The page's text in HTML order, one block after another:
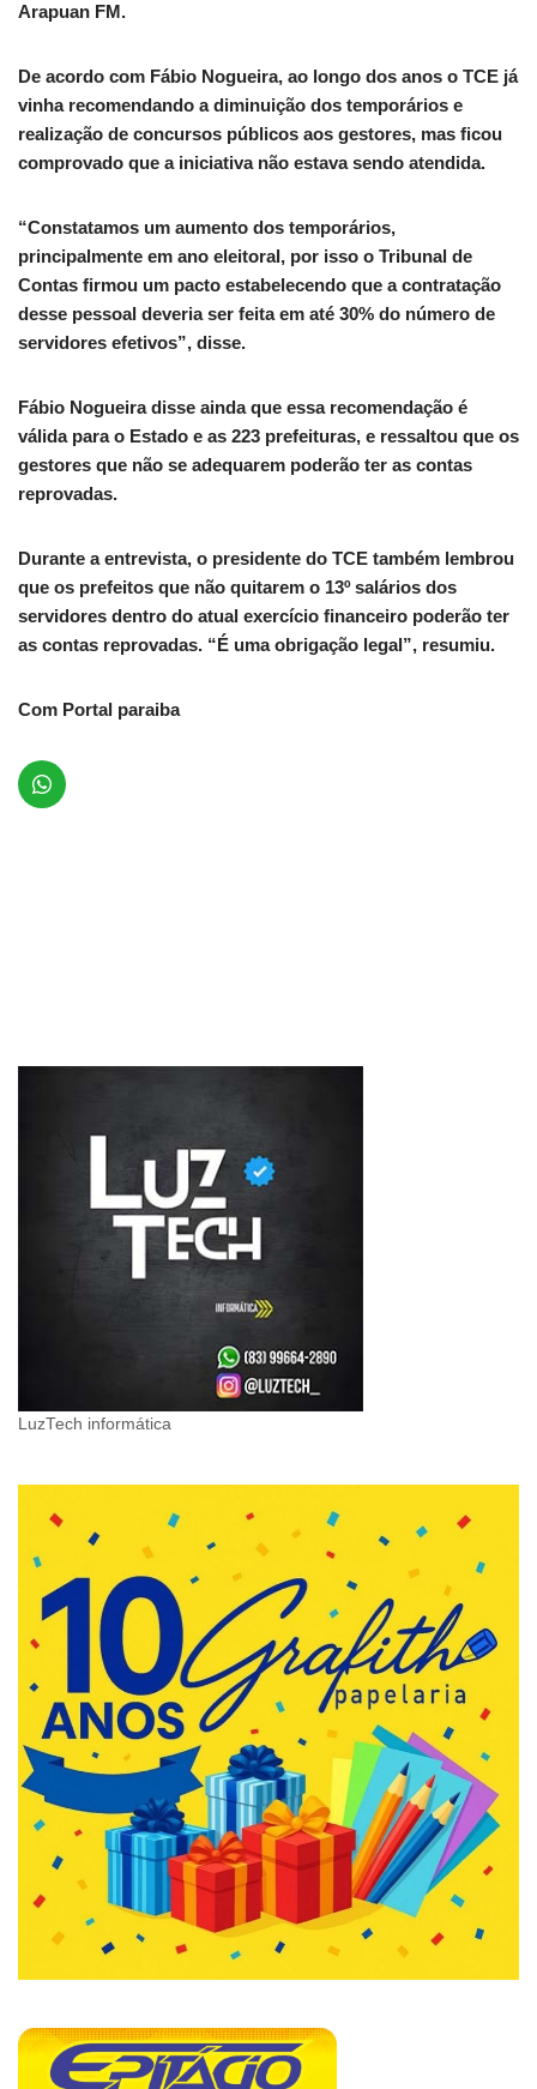
Arapuan FM.
De acordo com Fábio Nogueira, ao longo dos anos o TCE já
vinha recomendando a diminuição dos temporários e
realização de concursos públicos aos gestores, mas ficou
comprovado que a iniciativa não estava sendo atendida.
“Constatamos um aumento dos temporários,
principalmente em ano eleitoral, por isso o Tribunal de
Contas firmou um pacto estabelecendo que a contratação
desse pessoal deveria ser feita em até 30% do número de
servidores efetivos”, disse.
Fábio Nogueira disse ainda que essa recomendação é
válida para o Estado e as 223 prefeituras, e ressaltou que os
gestores que não se adequarem poderão ter as contas
reprovadas.
Durante a entrevista, o presidente do TCE também lembrou
que os prefeitos que não quitarem o 13º salários dos
servidores dentro do atual exercício financeiro poderão ter
as contas reprovadas. “É uma obrigação legal”, resumiu.
Com Portal paraiba
LuzTech informática